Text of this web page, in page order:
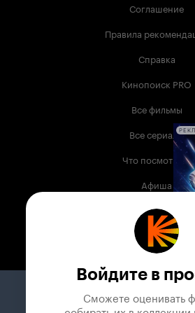
Соглашение
Правила
Справка
Кинопоиск PRO
Все фильмы
Все сериалы
Что посмотреть
Афиша
Музыка
Телепрограмма
Служба поддержки
Войдите в
Сможете оценивать